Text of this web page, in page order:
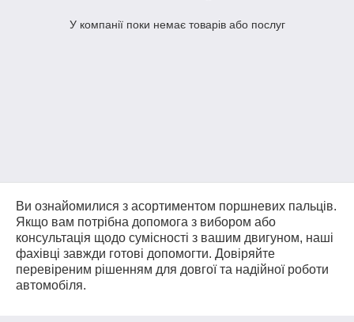
У компанії поки немає товарів або послуг
Ви ознайомилися з асортиментом поршневих пальців.
Якщо вам потрібна допомога з вибором або
консультація щодо сумісності з вашим двигуном, наші
фахівці завжди готові допомогти. Довіряйте
перевіреним рішенням для довгої та надійної роботи
автомобіля.